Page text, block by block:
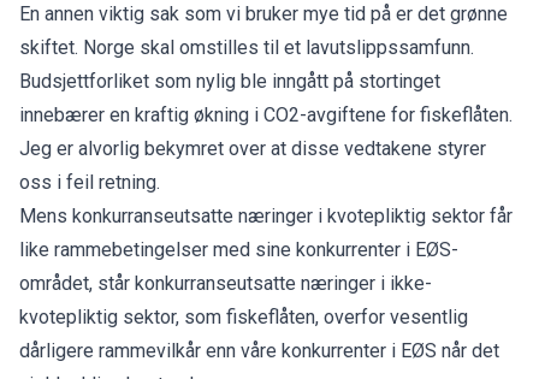
En annen viktig sak som vi bruker mye tid på er det grønne
skiftet. Norge skal omstilles til et lavutslippssamfunn.
Budsjettforliket som nylig ble inngått på stortinget
innebærer en kraftig økning i CO2-avgiftene for fiskeflåten.
Jeg er alvorlig bekymret over at disse vedtakene styrer
oss i feil retning.
Mens konkurranseutsatte næringer i kvotepliktig sektor får
like rammebetingelser med sine konkurrenter i EØS-
området, står konkurranseutsatte næringer i ikke-
kvotepliktig sektor, som fiskeflåten, overfor vesentlig
dårligere rammevilkår enn våre konkurrenter i EØS når det